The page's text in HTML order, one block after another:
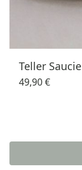
Teller
49,90 €